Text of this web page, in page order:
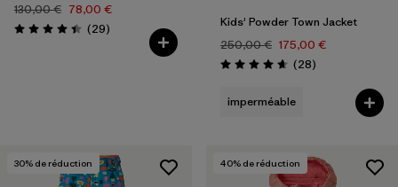
130,00 € 78,00 €
Évaluation: 4.4 / 5
(29Avis
)
Kids' Powder Town Jacket
250,00 € 175,00 €
Évaluation: 4.6 / 5
(28Avis
)
imperméable
30% de réduction 40% de réduction